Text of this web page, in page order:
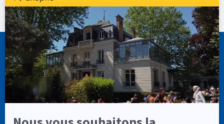
CASSIOPÉE FORMATION
info@cassiopee-formation.com